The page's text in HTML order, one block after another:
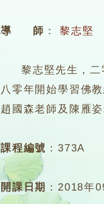
導 師 ： 黎志堅
黎志堅先生，二
八零年開始學習佛
趙國森老師及陳雁
課程編號 ：373A
開課日期 ：2018年